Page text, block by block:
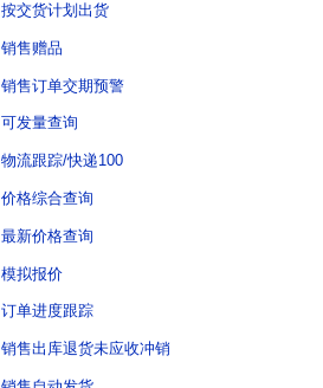
按交货计划出货
销售赠品
销售订单交期预警
可发量查询
物流跟踪/快递100
价格综合查询
最新价格查询
模拟报价
订单进度跟踪
销售出库退货未应收冲销